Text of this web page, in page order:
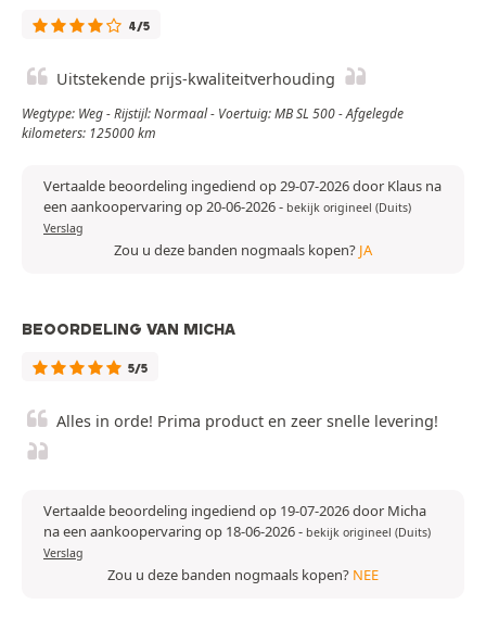
4/5
Uitstekende prijs-kwaliteitverhouding
Wegtype: Weg - Rijstijl: Normaal - Voertuig: MB SL 500 - Afgelegde
kilometers: 125000 km
Vertaalde beoordeling ingediend op 29-07-2026 door Klaus na
een aankoopervaring op 20-06-2026- bekijk origineel (Duits)
Verslag
Zou u deze banden nogmaals kopen? JA
BEOORDELING VAN MICHA
5/5
Alles in orde! Prima product en zeer snelle levering!
Vertaalde beoordeling ingediend op 19-07-2026 door Micha
na een aankoopervaring op 18-06-2026- bekijk origineel (Duits)
Verslag
Zou u deze banden nogmaals kopen? NEE